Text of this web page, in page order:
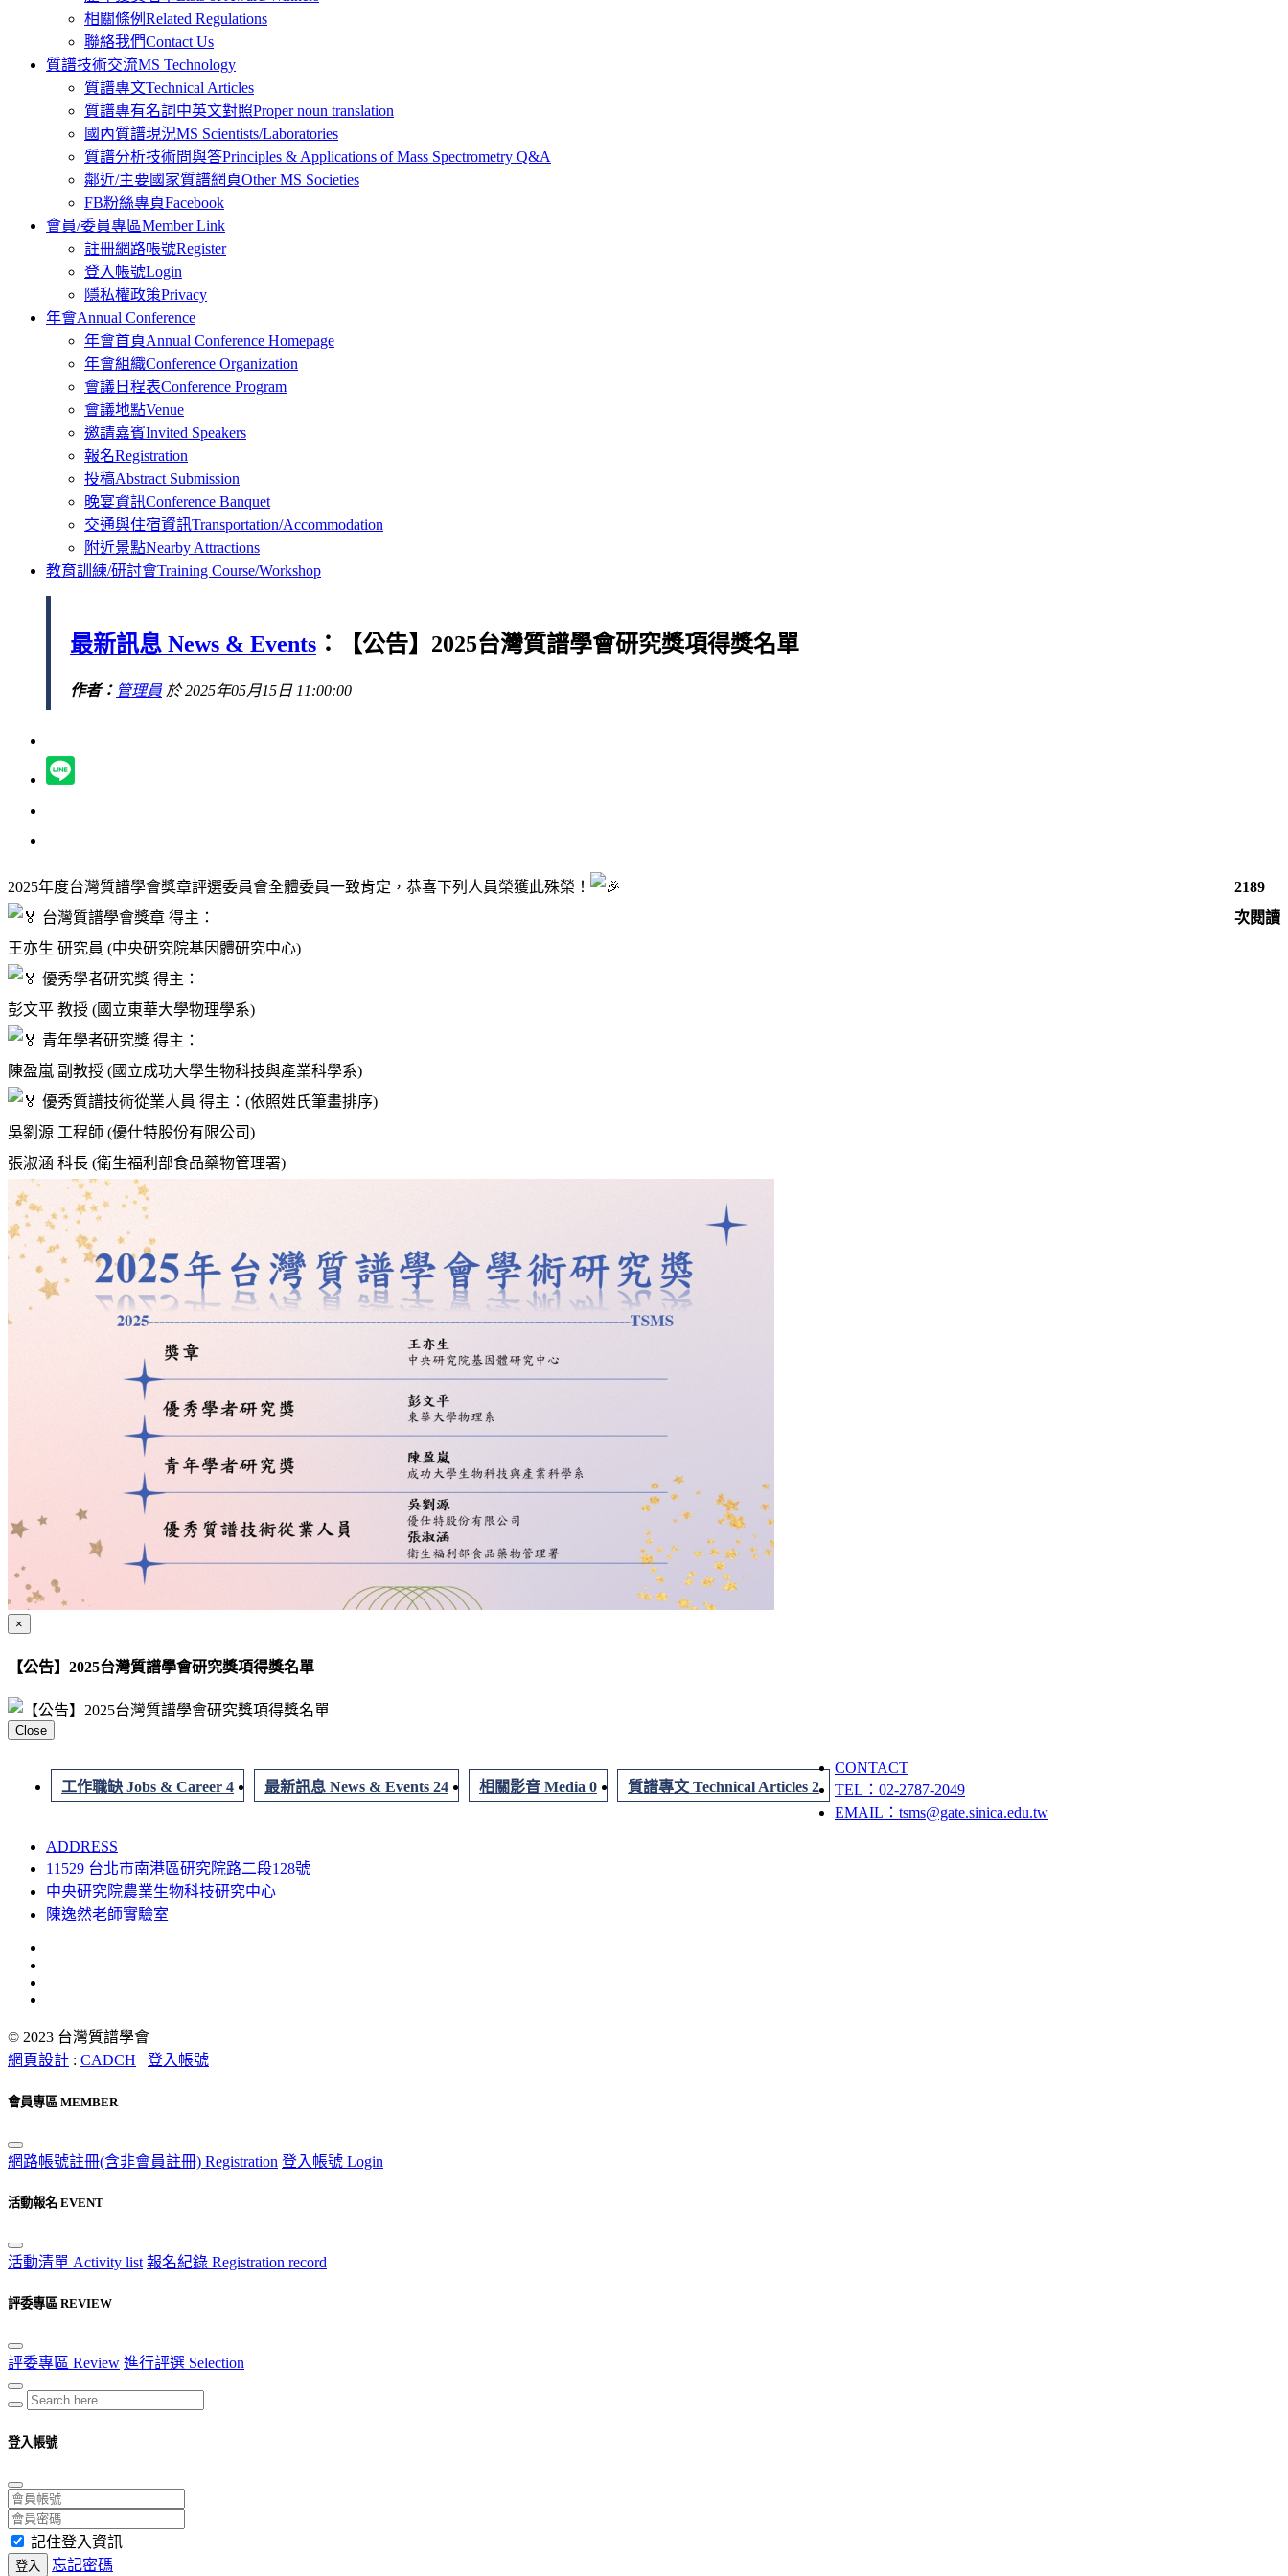
相關條例 Related Regulations
聯絡我們Contact Us
質譜技術交流MS Technology
質譜專文Technical Articles
質譜專有名詞中英文對照Proper noun translation
國內質譜現況MS Scientists/Laboratories
質譜分析技術問與答Principles & Applications of Mass Spectrometry Q&A
鄰近/主要國家質譜網頁Other MS Societies
FB粉絲專頁Facebook
會員/委員專區Member Link
註冊網路帳號Register
登入帳號Login
隱私權政策Privacy
年會Annual Conference
年會首頁Annual Conference Homepage
年會組織Conference Organization
會議日程表Conference Program
會議地點Venue
邀請嘉賓Invited Speakers
報名Registration
投稿Abstract Submission
晚宴資訊Conference Banquet
交通與住宿資訊Transportation/Accommodation
附近景點Nearby Attractions
教育訓練/研討會Training Course/Workshop
最新訊息 News & Events ：【公告】2025台灣質譜學會研究獎項得獎名單
作者： 管理員 於 2025年05月15日 11:00:00
2189
次閱讀
2025年度台灣質譜學會獎章評選委員會全體委員一致肯定，恭喜下列人員榮獲此殊榮！
台灣質譜學會獎章 得主：
王亦生 研究員 (中央研究院基因體研究中心)
優秀學者研究獎 得主：
彭文平 教授 (國立東華大學物理學系)
青年學者研究獎 得主：
陳盈嵐 副教授 (國立成功大學生物科技與產業科學系)
優秀質譜技術從業人員 得主：(依照姓氏筆畫排序)
吳劉源 工程師 (優仕特股份有限公司)
張淑涵 科長 (衛生福利部食品藥物管理署)
×
【公告】2025台灣質譜學會研究獎項得獎名單
Close
工作職缺 Jobs & Career 4 最新訊息 News & Events 24 相關影音 Media 0 質譜專文 Technical Articles 2
CONTACT
TEL：02-2787-2049
EMAIL：tsms@gate.sinica.edu.tw
ADDRESS
11529 台北市南港區研究院路二段128號
中央研究院農業生物科技研究中心
陳逸然老師實驗室
© 2023 台灣質譜學會
網頁設計 : CADCH 登入帳號
會員專區 MEMBER
網路帳號註冊(含非會員註冊) Registration 登入帳號 Login
活動報名 EVENT
活動清單 Activity list 報名紀錄 Registration record
評委專區 REVIEW
評委專區 Review 進行評選 Selection
登入帳號
記住登入資訊
登入 忘記密碼